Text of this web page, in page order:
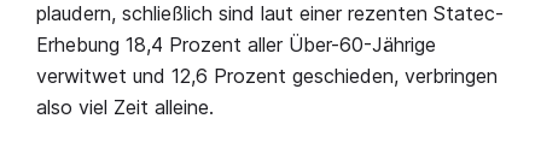
plaudern, schließlich sind laut einer rezenten Statec-
Erhebung 18,4 Prozent aller Über-60-Jährige
verwitwet und 12,6 Prozent geschieden, verbringen
also viel Zeit alleine.